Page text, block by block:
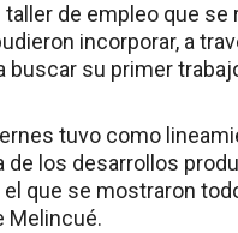
de empleo que
incorporar, a
buscar su primer
tuvo como
de los desarrollos
el que se mostraron
Melincué.